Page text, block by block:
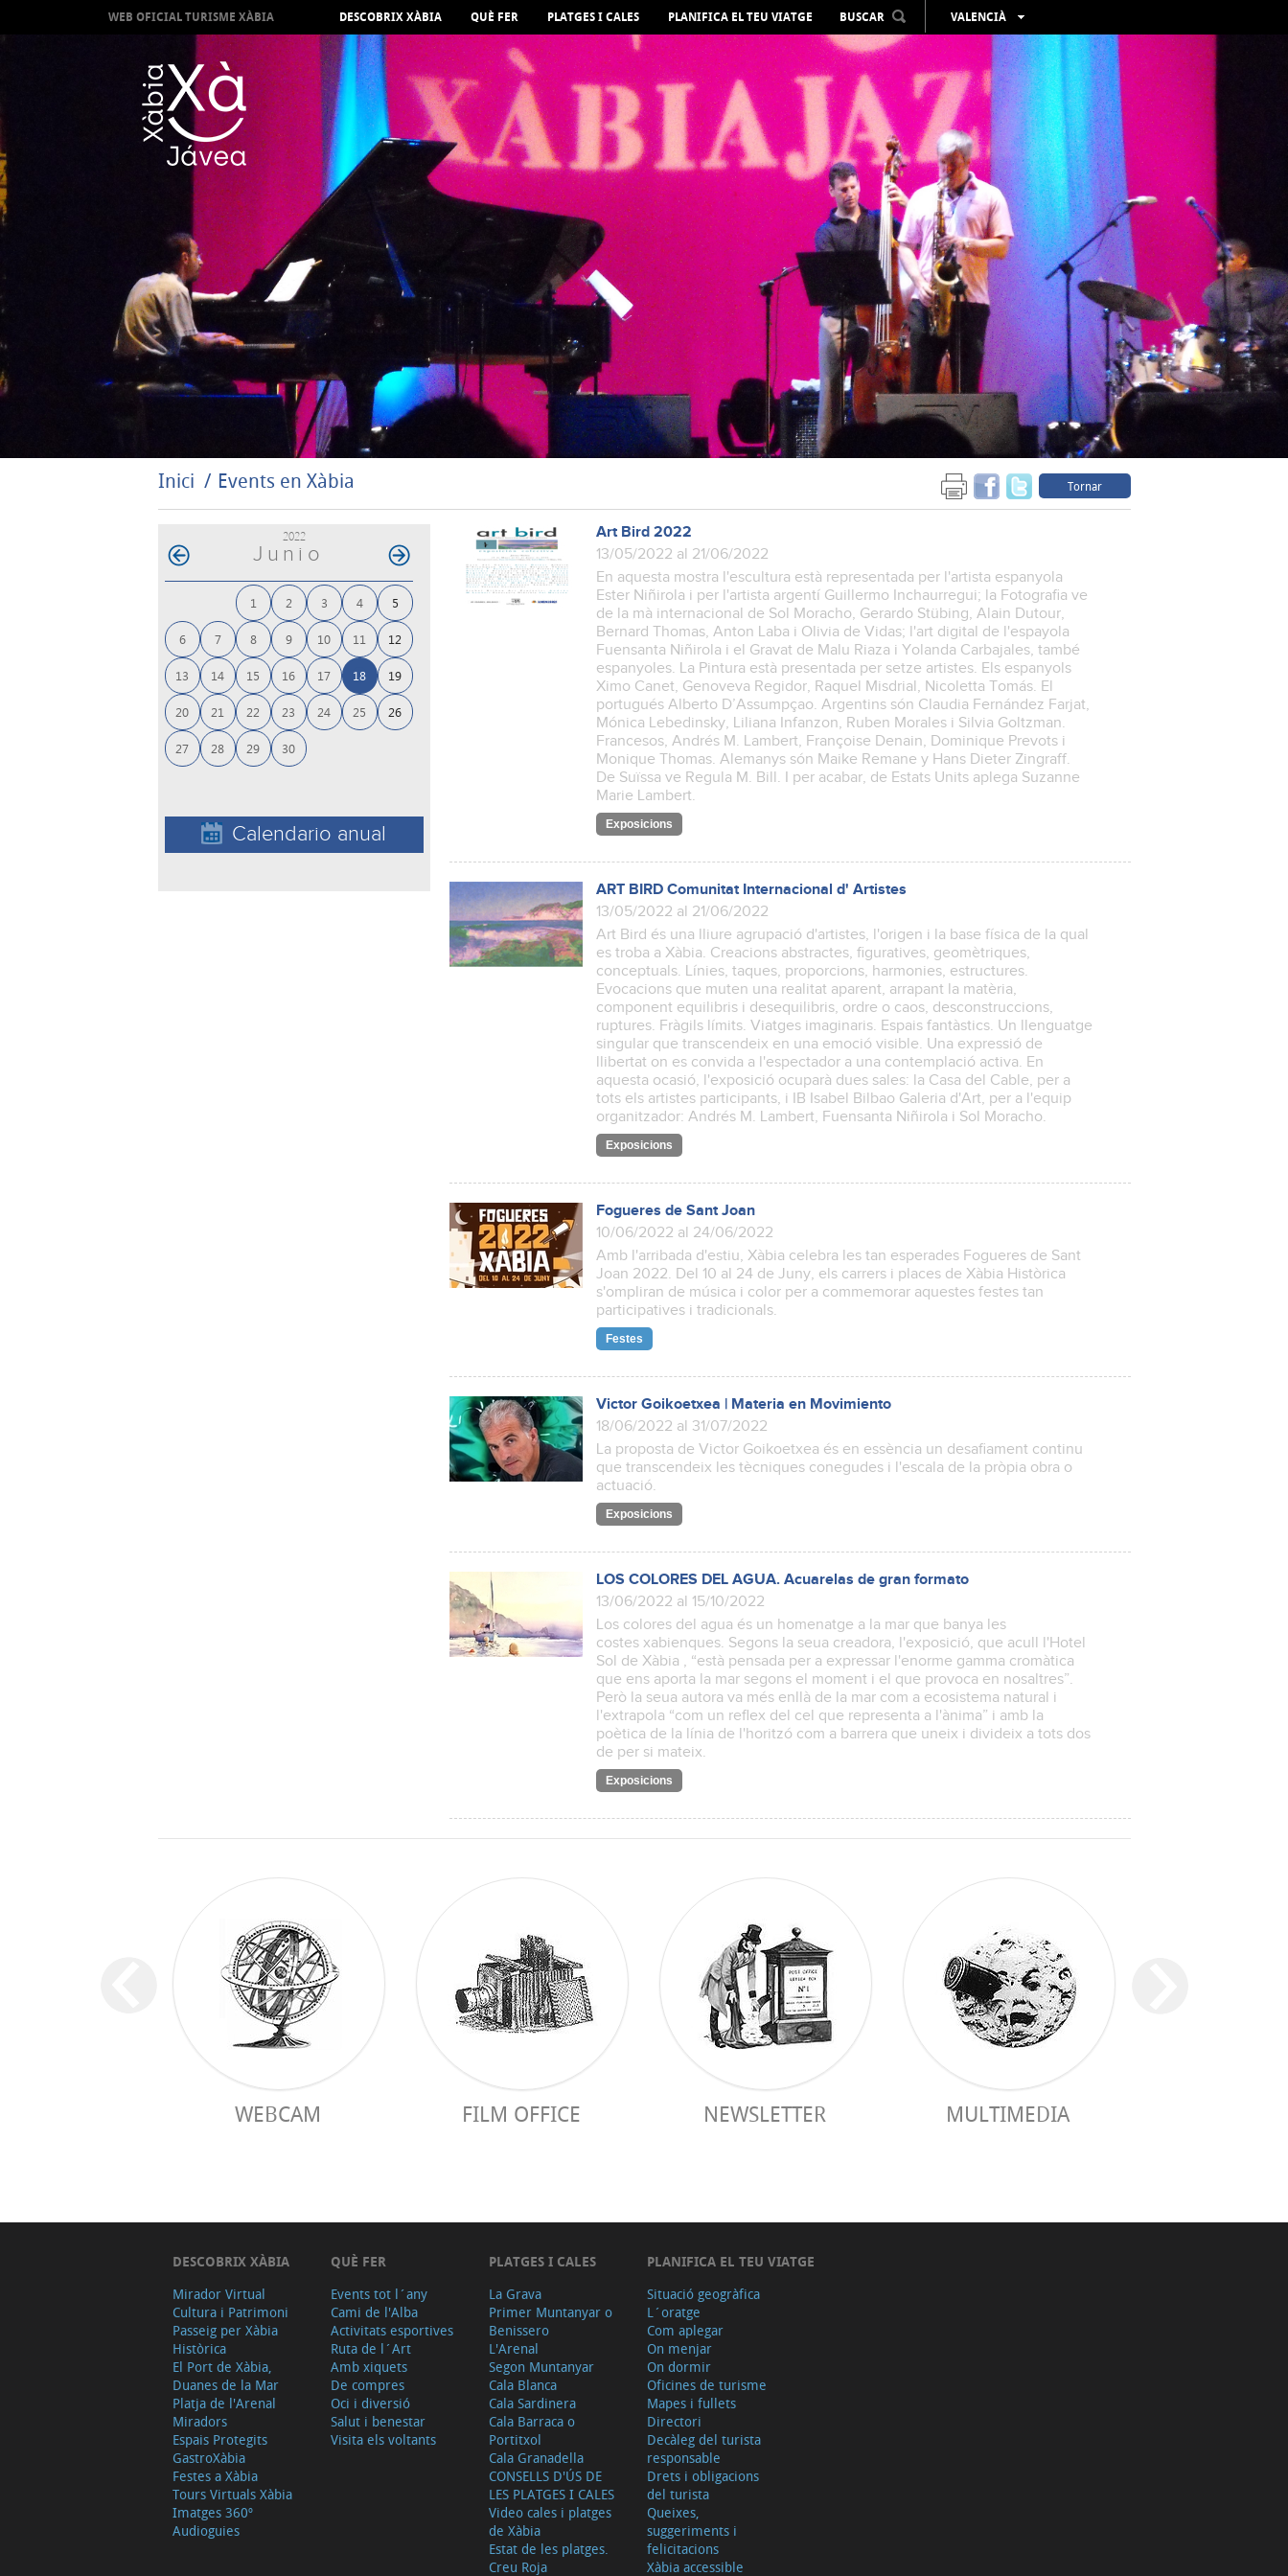
WEB OFICIAL TURISME XÀBIA DESCOBRIX XÀBIA QUÈ FER PLATGES I CALES PLANIFICA EL TEU VIATGE BUSCAR
VALENCIÀ
ESPAÑOL
ENGLISH
FRANÇAIS
DEUTSCH
РУССКИЙ
Inici Events en Xàbia Tornar
2022
Junio
1 2 3 4 5
6 7 8 9 10 11 12
13 14 15 16 17 18 19
20 21 22 23 24 25 26
27 28 29 30
Calendario anual
Art Bird 2022
13/05/2022 al 21/06/2022
En aquesta mostra l'escultura està representada per l'artista espanyola
Ester Niñirola i per l'artista argentí Guillermo Inchaurregui; la Fotografia ve
de la mà internacional de Sol Moracho, Gerardo Stübing, Alain Dutour,
Bernard Thomas, Anton Laba i Olivia de Vidas; l'art digital de l'espayola
Fuensanta Niñirola i el Gravat de Malu Riaza i Yolanda Carbajales, també
espanyoles. La Pintura està presentada per setze artistes. Els espanyols
Ximo Canet, Genoveva Regidor, Raquel Misdrial, Nicoletta Tomás. El
portugués Alberto D’Assumpçao. Argentins són Claudia Fernández Farjat,
Mónica Lebedinsky, Liliana Infanzon, Ruben Morales i Silvia Goltzman.
Francesos, Andrés M. Lambert, Françoise Denain, Dominique Prevots i
Monique Thomas. Alemanys són Maike Remane y Hans Dieter Zingraff.
De Suïssa ve Regula M. Bill. I per acabar, de Estats Units aplega Suzanne
Marie Lambert.
Exposicions
ART BIRD Comunitat Internacional d' Artistes
13/05/2022 al 21/06/2022
Art Bird és una lliure agrupació d'artistes, l'origen i la base física de la qual
es troba a Xàbia. Creacions abstractes, figuratives, geomètriques,
conceptuals. Línies, taques, proporcions, harmonies, estructures.
Evocacions que muten una realitat aparent, arrapant la matèria,
component equilibris i desequilibris, ordre o caos, desconstruccions,
ruptures. Fràgils límits. Viatges imaginaris. Espais fantàstics. Un llenguatge
singular que transcendeix en una emoció visible. Una expressió de
llibertat on es convida a l'espectador a una contemplació activa. En
aquesta ocasió, l'exposició ocuparà dues sales: la Casa del Cable, per a
tots els artistes participants, i IB Isabel Bilbao Galeria d'Art, per a l'equip
organitzador: Andrés M. Lambert, Fuensanta Niñirola i Sol Moracho.
Exposicions
Fogueres de Sant Joan
10/06/2022 al 24/06/2022
Amb l'arribada d'estiu, Xàbia celebra les tan esperades Fogueres de Sant
Joan 2022. Del 10 al 24 de Juny, els carrers i places de Xàbia Històrica
s'ompliran de música i color per a commemorar aquestes festes tan
participatives i tradicionals.
Festes
Victor Goikoetxea | Materia en Movimiento
18/06/2022 al 31/07/2022
La proposta de Victor Goikoetxea és en essència un desafiament continu
que transcendeix les tècniques conegudes i l'escala de la pròpia obra o
actuació.
Exposicions
LOS COLORES DEL AGUA. Acuarelas de gran formato
13/06/2022 al 15/10/2022
Los colores del agua és un homenatge a la mar que banya les
costes xabienques. Segons la seua creadora, l'exposició, que acull l'Hotel
Sol de Xàbia , “està pensada per a expressar l'enorme gamma cromàtica
que ens aporta la mar segons el moment i el que provoca en nosaltres”.
Però la seua autora va més enllà de la mar com a ecosistema natural i
l'extrapola “com un reflex del cel que representa a l'ànima” i amb la
poètica de la línia de l'horitzó com a barrera que uneix i divideix a tots dos
de per si mateix.
Exposicions
WEBCAM FILM OFFICE NEWSLETTER MULTIMEDIA
DESCOBRIX XÀBIA
Mirador Virtual
Cultura i Patrimoni
Passeig per Xàbia
Històrica
El Port de Xàbia,
Duanes de la Mar
Platja de l'Arenal
Miradors
Espais Protegits
GastroXàbia
Festes a Xàbia
Tours Virtuals Xàbia
Imatges 360º
Audioguies
QUÈ FER
Events tot l´any
Cami de l'Alba
Activitats esportives
Ruta de l´Art
Amb xiquets
De compres
Oci i diversió
Salut i benestar
Visita els voltants
PLATGES I CALES
La Grava
Primer Muntanyar o
Benissero
L'Arenal
Segon Muntanyar
Cala Blanca
Cala Sardinera
Cala Barraca o
Portitxol
Cala Granadella
CONSELLS D'ÚS DE
LES PLATGES I CALES
Video cales i platges
de Xàbia
Estat de les platges.
Creu Roja
PLANIFICA EL TEU VIATGE
Situació geogràfica
L´oratge
Com aplegar
On menjar
On dormir
Oficines de turisme
Mapes i fullets
Directori
Decàleg del turista
responsable
Drets i obligacions
del turista
Queixes,
suggeriments i
felicitacions
Xàbia accessible